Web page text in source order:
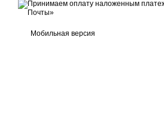
Мобильная версия